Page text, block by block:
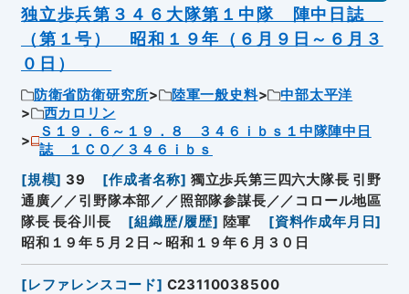
独立歩兵第３４６大隊第１中隊 陣中日誌
（第１号） 昭和１９年（６月９日～６月３
０日）
防衛省防衛研究所 陸軍一般史料
中部太平洋
西カロリン
Ｓ１９．６～１９．８ ３４６ｉｂｓ１中隊陣中日
誌 １ＣＯ／３４６ｉｂｓ
[規模] 39 [作成者名称] 獨立歩兵第三四六大隊長 引野
通廣／／引野隊本部／／照部隊参謀長／／コロール地區
隊長 長谷川長
[組織歴/履歴] 陸軍 [資料作成年月日]
昭和１９年５月２日～昭和１９年６月３０日
[レファレンスコード] C23110038500